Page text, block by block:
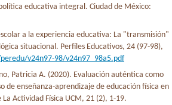
educativa integral. Ciudad de México:
a la experiencia educativa: La "transmisión"
situacional. Perfiles Educativos, 24 (97-98),
v24n97-98/v24n97_98a5.pdf
Patricia A. (2020). Evaluación auténtica como
de enseñanza-aprendizaje de educación física en
Actividad Física UCM, 21 (2), 1-19.